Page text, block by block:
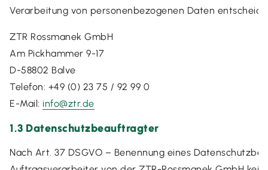
Verarbeitung von personenbezogenen Daten
ZTR Rossmanek GmbH
Am Pickhammer 9-17
D-58802 Balve
Telefon: +49 (0) 23 75 / 92 99 0
E-Mail: info@ztr.de
1.3 Datenschutzbeauftragter
Nach Art. 37 DSGVO – Benennung eines